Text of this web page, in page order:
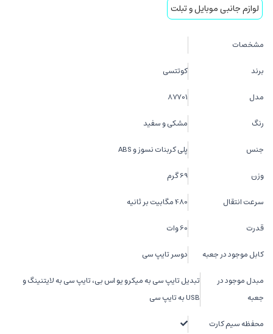
لوازم جانبی موبایل و تبلت
مشخصات
برند کوتتسی
مدل 87701
رنگ مشکی و سفید
جنس پلی کربنات نسوز و ABS
وزن 69 گرم
سرعت انتقال 480 مگابیت بر ثانیه
قدرت 60 وات
کابل موجود در جعبه دوسر تایپ سی
مبدل موجود در
جعبه
تبدیل تایپ سی به میکرو یو اس بی، تایپ سی به لایتنینگ و
USB به تایپ سی
محفظه سیم کارت